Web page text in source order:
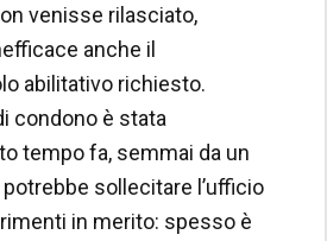
venisse rilasciato,
anche il
abilitativo richiesto.
condono è stata
tempo fa, semmai da un
sollecitare l’ufficio
in merito: spesso è